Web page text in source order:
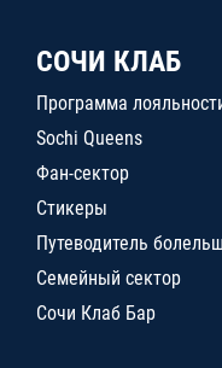
СОЧИ КЛАБ
Программа
Sochi Queens
Фан-сектор
Стикеры
Путеводитель
Семейный сектор
Сочи Клаб Бар